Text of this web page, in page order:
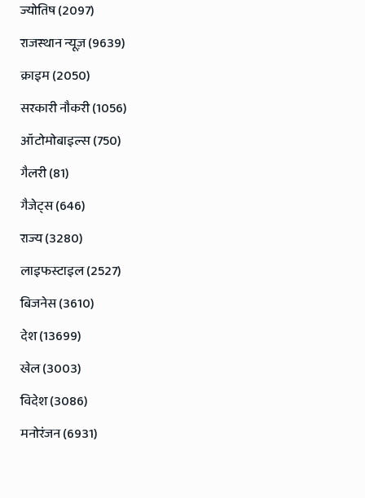
ज्योतिष (2097)
राजस्थान न्यूज़ (9639)
क्राइम (2050)
सरकारी नौकरी (1056)
ऑटोमोबाइल्स (750)
गैलरी (81)
गैजेट्स (646)
राज्य (3280)
लाइफस्टाइल (2527)
बिजनेस (3610)
देश (13699)
खेल (3003)
विदेश (3086)
मनोरंजन (6931)